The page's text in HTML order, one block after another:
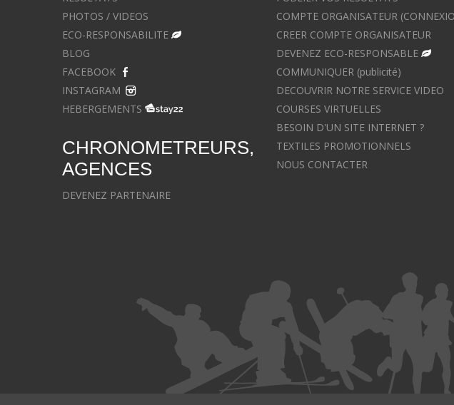
PHOTOS / VIDEOS
ECO-RESPONSABILITE
BLOG
FACEBOOK
INSTAGRAM
HEBERGEMENTS
CHRONOMETREURS,
AGENCES
DEVENEZ PARTENAIRE
COMPTE ORGANISATEUR
CREER COMPTE ORGANISATEUR
DEVENEZ ECO-RESPONSABLE
COMMUNIQUER (publicité)
DECOUVRIR NOTRE SERVICE VIDEO
COURSES VIRTUELLES
BESOIN D'UN SITE INTERNET ?
TEXTILES PROMOTIONNELS
NOUS CONTACTER